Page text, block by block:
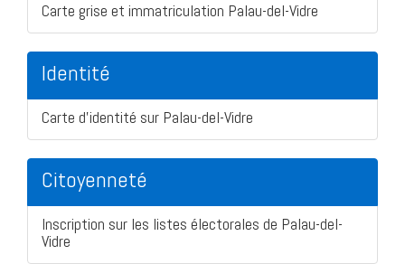
Carte grise et immatriculation Palau-del-Vidre
Identité
Carte d'identité sur Palau-del-Vidre
Citoyenneté
Inscription sur les listes électorales de Palau-del-
Vidre